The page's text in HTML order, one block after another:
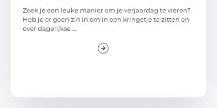
Zoek je een leuke manier om je verjaardag te vieren?
Heb je er geen zin in om in een kringetje te zitten en
over dagelijkse ...